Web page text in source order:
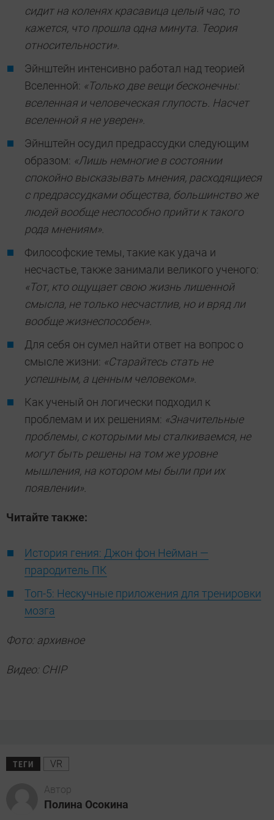
сидит на коленях красавица целый час, то
кажется, что прошла одна минута. Теория
относительности».
Эйнштейн интенсивно работал над теорией
Вселенной: «Только две вещи бесконечны:
вселенная и человеческая глупость. Насчет
вселенной я не уверен».
Эйнштейн осудил предрассудки следующим
образом: «Лишь немногие в состоянии
спокойно высказывать мнения, расходящиеся
с предрассудками общества, большинство же
людей вообще неспособно прийти к такого
рода мнениям».
Философские темы, такие как удача и
несчастье, также занимали великого ученого:
«Тот, кто ощущает свою жизнь лишенной
смысла, не только несчастлив, но и вряд ли
вообще жизнеспособен».
Для себя он сумел найти ответ на вопрос о
смысле жизни: «Старайтесь стать не
успешным, а ценным человеком».
Как ученый он логически подходил к
проблемам и их решениям: «Значительные
проблемы, с которыми мы сталкиваемся, не
могут быть решены на том же уровне
мышления, на котором мы были при их
появлении».
Читайте также:
История гения: Джон фон Нейман —
прародитель ПК
Топ-5: Нескучные приложения для тренировки
мозга
Фото: архивное
Видео: CHIP
ТЕГИ VR
Автор
Полина Осокина